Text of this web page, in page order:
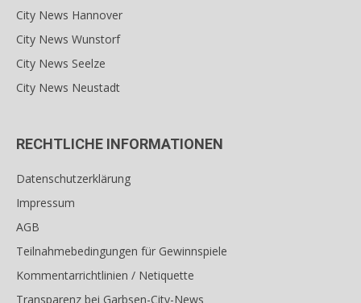
City News Hannover
City News Wunstorf
City News Seelze
City News Neustadt
RECHTLICHE INFORMATIONEN
Datenschutzerklärung
Impressum
AGB
Teilnahmebedingungen für Gewinnspiele
Kommentarrichtlinien / Netiquette
Transparenz bei Garbsen-City-News